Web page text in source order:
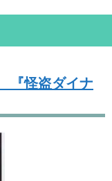
『怪盗ダイナ